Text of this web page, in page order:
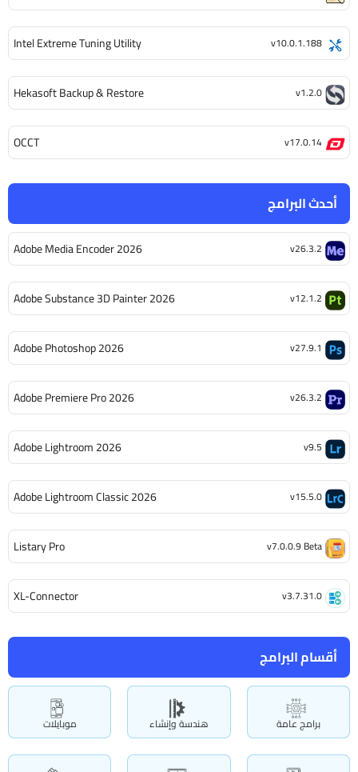
أقسام البرامج
برامج عامة هندسة وإنشاء موبايلات
أحدث البرامج
Adobe Media Encoder 2026 v26.3.2
Adobe Substance 3D Painter 2026 v12.1.2
Adobe Photoshop 2026 v27.9.1
Adobe Premiere Pro 2026 v26.3.2
Adobe Lightroom 2026 v9.5
Adobe Lightroom Classic 2026 v15.5.0
Listary Pro v7.0.0.9 Beta
XL-Connector v3.7.31.0
Intel Extreme Tuning Utility v10.0.1.188
Hekasoft Backup & Restore v1.2.0
OCCT v17.0.14